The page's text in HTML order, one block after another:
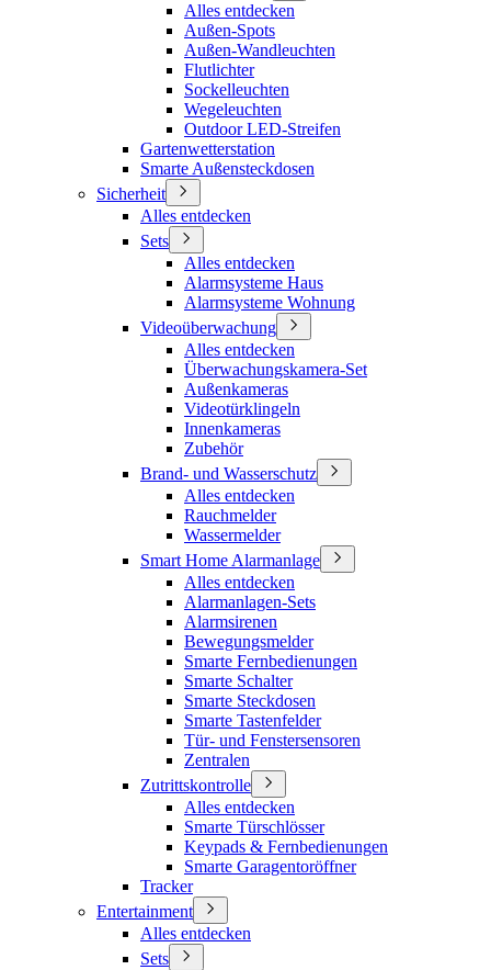
Alles entdecken
Außen-Spots
Außen-Wandleuchten
Flutlichter
Sockelleuchten
Wegeleuchten
Outdoor LED-Streifen
Gartenwetterstation
Smarte Außensteckdosen
Sicherheit
Alles entdecken
Sets
Alles entdecken
Alarmsysteme Haus
Alarmsysteme Wohnung
Videoüberwachung
Alles entdecken
Überwachungskamera-Set
Außenkameras
Videotürklingeln
Innenkameras
Zubehör
Brand- und Wasserschutz
Alles entdecken
Rauchmelder
Wassermelder
Smart Home Alarmanlage
Alles entdecken
Alarmanlagen-Sets
Alarmsirenen
Bewegungsmelder
Smarte Fernbedienungen
Smarte Schalter
Smarte Steckdosen
Smarte Tastenfelder
Tür- und Fenstersensoren
Zentralen
Zutrittskontrolle
Alles entdecken
Smarte Türschlösser
Keypads & Fernbedienungen
Smarte Garagentoröffner
Tracker
Entertainment
Alles entdecken
Sets